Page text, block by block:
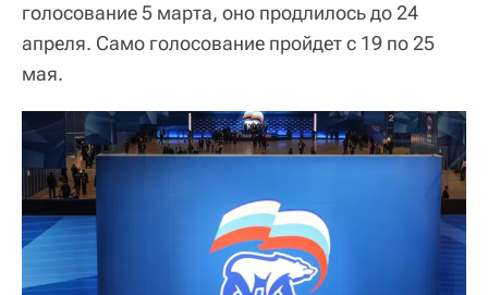
голосование 5 марта, оно продлилось до 24
апреля. Само голосование пройдет с 19 по 25
мая.